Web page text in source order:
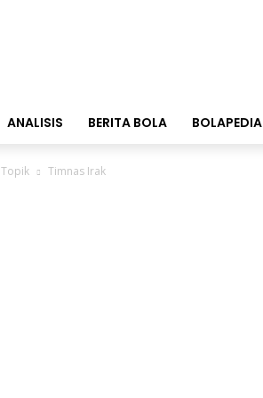
ANALISIS BERITA BOLA BOLAPEDIA
Topik Timnas Irak